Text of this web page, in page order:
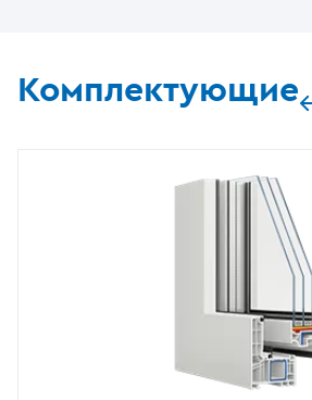
Комплектующие